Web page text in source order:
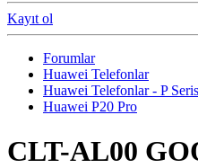
Kayıt ol
Forumlar
Huawei Telefonlar
Huawei Telefonlar - P
Huawei P20 Pro
CLT-AL00